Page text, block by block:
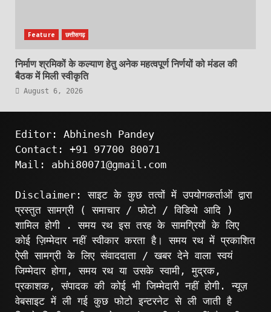
Feature छत्तीसगढ़
निर्माण श्रमिकों के कल्याण हेतु अनेक महत्वपूर्ण निर्णयों को मंडल की
बैठक में मिली स्वीकृति
August 6, 2026
Editor: Abhinesh Pandey
Contact: +91 97700 80071
Mail: abhi80071@gmail.com
Disclaimer: साइट के कुछ तत्वों में उपयोगकर्ताओं द्वारा
प्रस्तुत सामग्री ( समाचार / फोटो / विडियो आदि )
शामिल होगी . समय रथ इस तरह के सामग्रियों के लिए
कोई ज़िम्मेदार नहीं स्वीकार करता है। समय रथ में प्रकाशित
ऐसी सामग्री के लिए संवाददाता / खबर देने वाला स्वयं
जिम्मेदार होगा, समय रथ या उसके स्वामी, मुद्रक,
प्रकाशक, संपादक की कोई भी जिम्मेदारी नहीं होगी. न्यूज़
वेबसाइट में ली गई कुछ फोटो इन्टरनेट से ली जाती है